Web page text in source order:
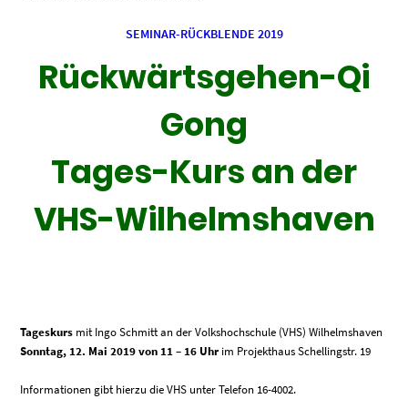
SEMINAR-RÜCKBLENDE 2019
Rückwärtsgehen-Qi
Gong
Tages-Kurs an der
VHS-Wilhelmshaven
Tageskurs mit Ingo Schmitt an der Volkshochschule (VHS) Wilhelmshaven
Sonntag, 12. Mai 2019 von 11 – 16 Uhrim Projekthaus Schellingstr. 19
Informationen gibt hierzu die VHS unter Telefon 16-4002.